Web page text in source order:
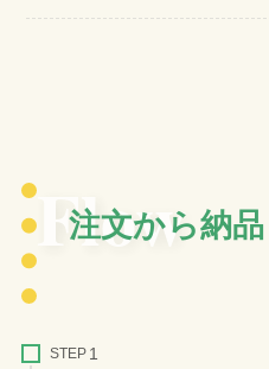
Flow
注文から納
STEP